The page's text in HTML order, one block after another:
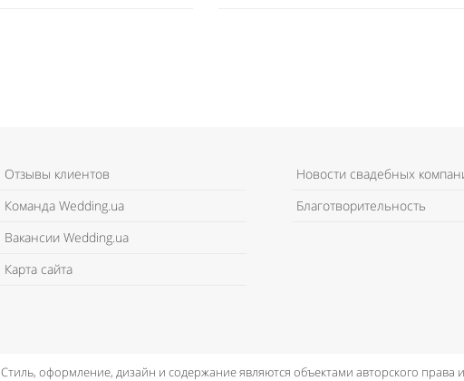
Отзывы клиентов
Команда Wedding.ua
Вакансии Wedding.ua
Карта сайта
Новости свадебных
Благотворительность
Стиль, оформление, дизайн и содержание являются объектами авторского права